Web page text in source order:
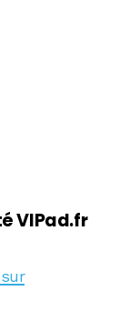
VIPad.fr